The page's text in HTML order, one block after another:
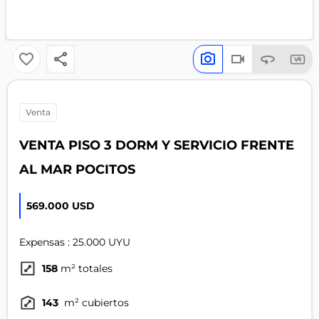
venta
VENTA PISO 3 DORM Y SERVICIO FRENTE
AL MAR POCITOS
569.000 USD
Expensas : 25.000 UYU
158 m² totales
143 m² cubiertos